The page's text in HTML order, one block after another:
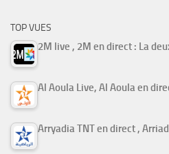
TOP VUES
2M live , 2M en direct : La
Al Aoula Live, Al Aoula en
Arryadia TNT en direct ,